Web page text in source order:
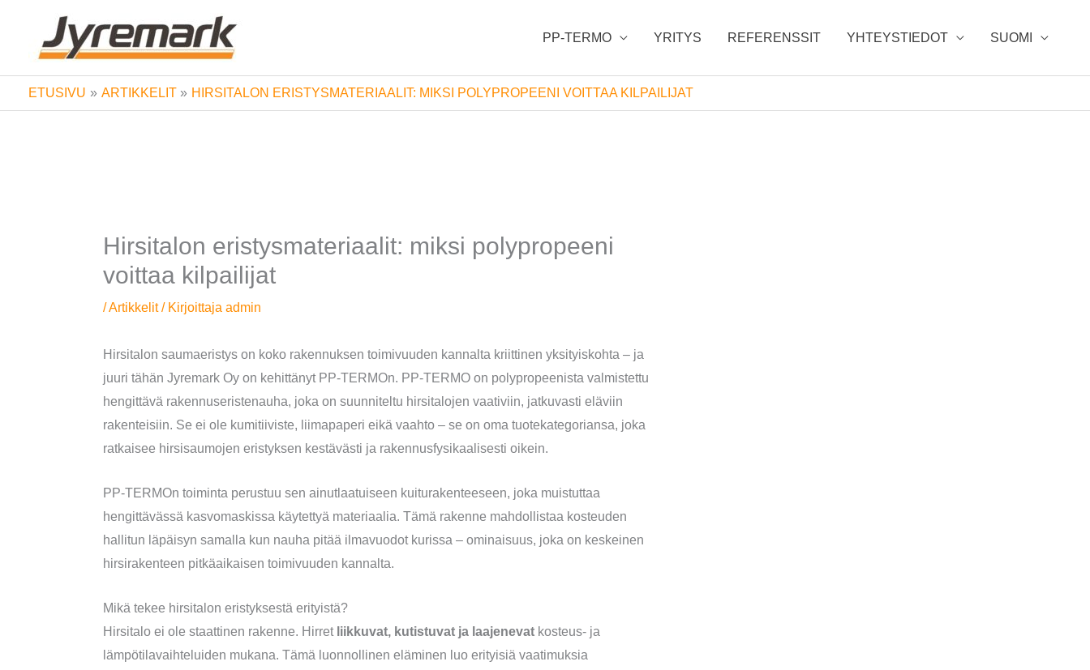
PP-TERMO YRITYS REFERENSSIT YHTEYSTIEDOT SUOMI
ETUSIVU ARTIKKELIT HIRSITALON ERISTYSMATERIAALIT: MIKSI POLYPROPEENI VOITTAA KILPAILIJAT
Hirsitalon eristysmateriaalit: miksi polypropeeni
voittaa kilpailijat
/Artikkelit/ Kirjoittaja admin
Hirsitalon saumaeristys on koko rakennuksen toimivuuden kannalta kriittinen yksityiskohta – ja
juuri tähän Jyremark Oy on kehittänyt PP-TERMOn. PP-TERMO on polypropeenista valmistettu
hengittävä rakennuseristenauha, joka on suunniteltu hirsitalojen vaativiin, jatkuvasti eläviin
rakenteisiin. Se ei ole kumitiiviste, liimapaperi eikä vaahto – se on oma tuotekategoriansa, joka
ratkaisee hirsisaumojen eristyksen kestävästi ja rakennusfysikaalisesti oikein.
PP-TERMOn toiminta perustuu sen ainutlaatuiseen kuiturakenteeseen, joka muistuttaa
hengittävässä kasvomaskissa käytettyä materiaalia. Tämä rakenne mahdollistaa kosteuden
hallitun läpäisyn samalla kun nauha pitää ilmavuodot kurissa – ominaisuus, joka on keskeinen
hirsirakenteen pitkäaikaisen toimivuuden kannalta.
Mikä tekee hirsitalon eristyksestä erityistä?
Hirsitalo ei ole staattinen rakenne. Hirret liikkuvat, kutistuvat ja laajenevatkosteus- ja
lämpötilavaihteluiden mukana. Tämä luonnollinen eläminen luo erityisiä vaatimuksia